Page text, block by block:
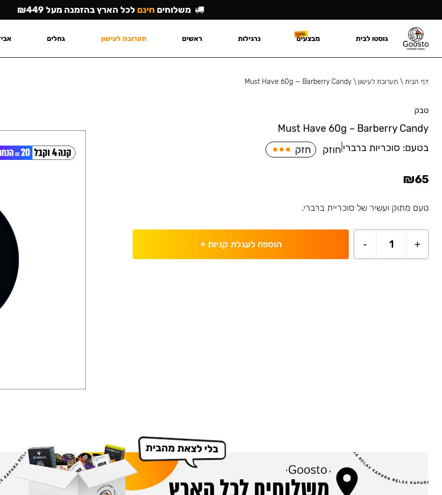
דף הבית\ תערובת לעישון \
Must Have 60g — Barberry Candy
טבק
Must Have 60g – Barberry Candy
בטעם: סוכריות ברברי חוזק חזק
₪65
טעם מתוק ועשיר של סוכריית ברברי.
+
1
- הוספה לעגלת קניות+
משלוחים חינם לכל הארץ בהזמנה מעל ₪449
גוסטו לבית מבצעים נרגילות ראשים תערובת לעישון גחלים